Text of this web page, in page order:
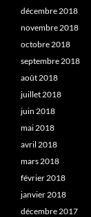
décembre 2018
novembre 2018
octobre 2018
septembre 2018
août 2018
juillet 2018
juin 2018
mai 2018
avril 2018
mars 2018
février 2018
janvier 2018
décembre 2017